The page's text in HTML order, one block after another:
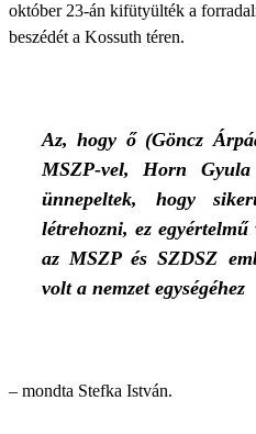
október 23-án kifütyülték a
beszédét a Kossuth téren.
Az, hogy ő (Göncz
MSZP-vel, Horn
ünnepeltek, hogy
létrehozni, ez
az MSZP és SZDSZ
volt a nemzet egységéhez
– mondta Stefka István.